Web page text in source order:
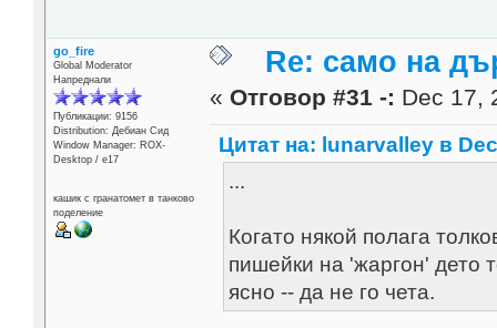
go_fire
Global Moderator
Напреднали
Публикации: 9156
Distribution: Дебиан Сид
Window Manager: ROX-
Desktop / е17
кашик с гранатомет в танково
поделение
Re: само на
« Отговор #31 -: Dec 17,
Цитат на: lunarvalley в
...
Когато някой полага
пишейки на 'жаргон' дето
ясно -- да не го чета.